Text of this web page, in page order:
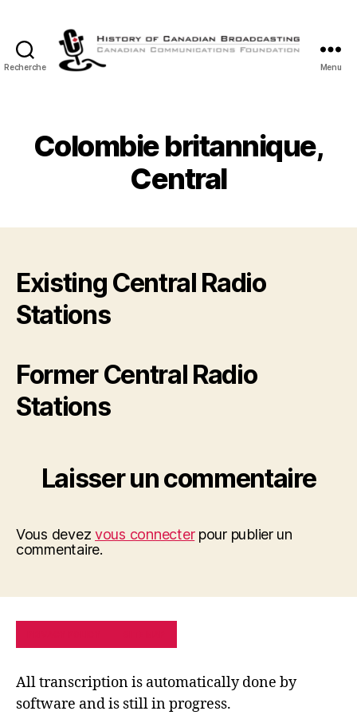
Recherche
Radiodiffusion
Canadienne
Menu
Colombie britannique,
Central
Existing Central Radio
Stations
Former Central Radio
Stations
Laisser un commentaire
Vous devezvous connecterpour publier un
commentaire.
All transcription is automatically done by
software and is still in progress.